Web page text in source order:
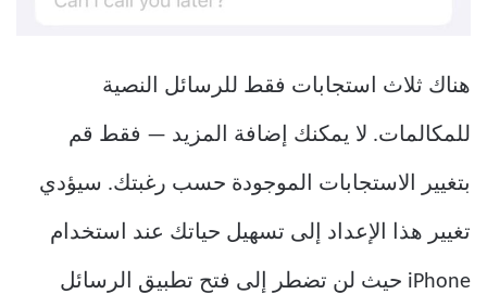
هناك ثلاث استجابات فقط للرسائل النصية
للمكالمات. لا يمكنك إضافة المزيد — فقط قم
بتغيير الاستجابات الموجودة حسب رغبتك. سيؤدي
تغيير هذا الإعداد إلى تسهيل حياتك عند استخدام
iPhone حيث لن تضطر إلى فتح تطبيق الرسائل